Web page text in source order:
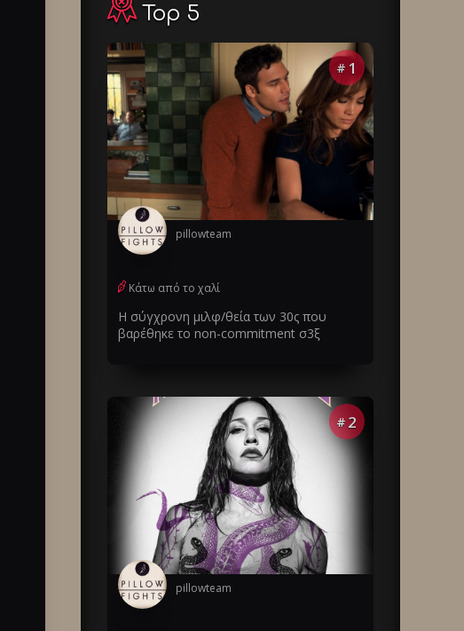
Top 5
# 1
pillowteam
Κάτω από το χαλί
Η σύγχρονη μιλφ/θεία των 30ς που
βαρέθηκε το non-commitment σ3ξ
# 2
pillowteam